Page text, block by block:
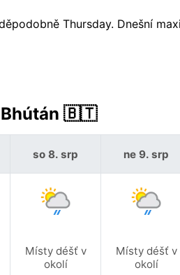
Thursday. Dnešní
Bhútán 🇧🇹
so 8. srp
Místy déšť v
okolí
ne 9. srp
Místy déšť v
okolí